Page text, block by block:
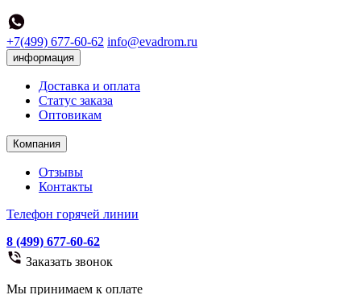
+7(499) 677-60-62 info@evadrom.ru
информация
Доставка и оплата
Статус заказа
Оптовикам
Компания
Отзывы
Контакты
Телефон горячей линии
8 (499) 677-60-62
Заказать звонок
Мы принимаем к оплате